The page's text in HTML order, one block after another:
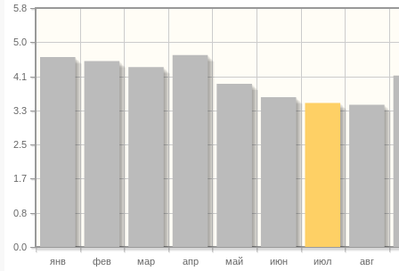
янв фев мар апр май июн июл авг
0.0
0.8
1.7
2.5
3.3
4.1
5.0
5.8